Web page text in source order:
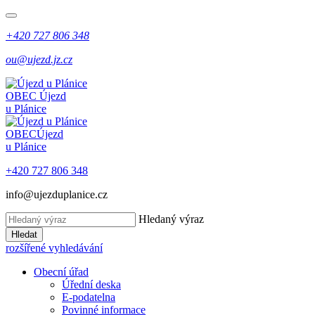
+420 727 806 348
ou@ujezd.jz.cz
OBEC Újezd
u Plánice
OBECÚjezd
u Plánice
+420 727 806 348
info@ujezduplanice.cz
Hledaný výraz
Hledat
rozšířené vyhledávání
Obecní úřad
Úřední deska
E-podatelna
Povinné informace